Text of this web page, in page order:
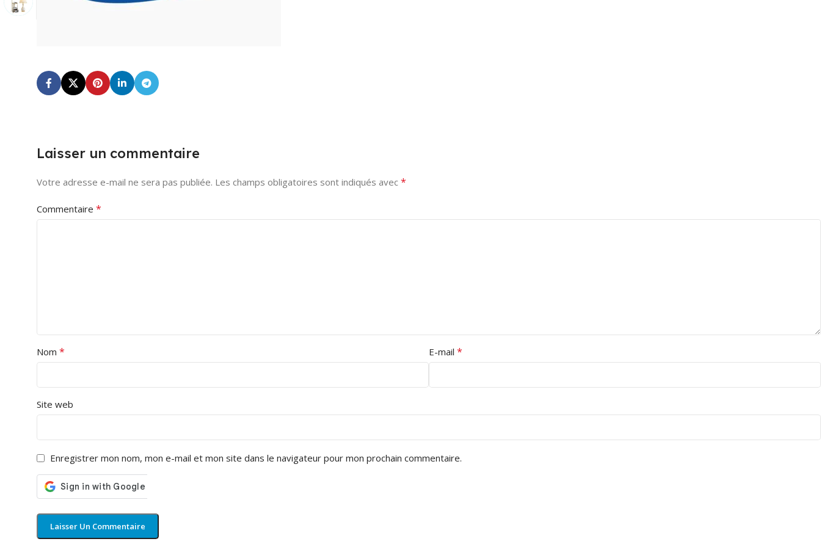
Laisser un commentaire
Votre adresse e-mail ne sera pas publiée. Les champs obligatoires sont indiqués avec *
Commentaire *
Nom * E-mail *
Site web
Enregistrer mon nom, mon e-mail et mon site dans le navigateur pour mon prochain commentaire.